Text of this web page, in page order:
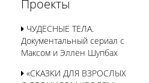
Проекты
ЧУДЕСНЫЕ ТЕЛА.
Документальный сериал с
Максом и Эллен Шупбах
«СКАЗКИ ДЛЯ ВЗРОСЛЫХ